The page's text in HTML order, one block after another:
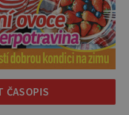
ČASOPIS